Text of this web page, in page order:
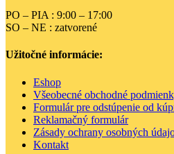
PO – PIA : 9:00 – 17:00
SO – NE : zatvorené
Užitočné informácie:
Eshop
Všeobecné obchodné
Formulár pre odstúpenie od
Reklamačný formulár
Zásady ochrany osobných
Kontakt